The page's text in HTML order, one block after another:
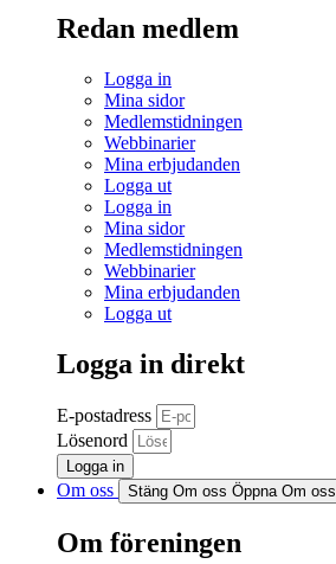
Redan medlem
Logga in
Mina sidor
Medlemstidningen
Webbinarier
Mina erbjudanden
Logga ut
Logga in
Mina sidor
Medlemstidningen
Webbinarier
Mina erbjudanden
Logga ut
Logga in direkt
E-postadress
Lösenord
Logga in
Om oss Stäng Om oss Öppna Om oss
Om föreningen